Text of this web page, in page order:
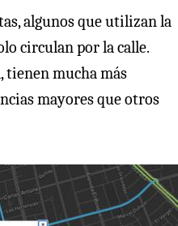
algunos que utilizan la
circulan por la calle.
tienen mucha más
mayores que otros